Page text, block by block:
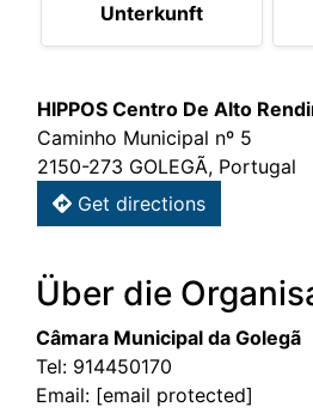
Unterkunft
HIPPOS Centro De Alto
Caminho Municipal nº 5
2150-273 GOLEGÃ, Portugal
Get directions
Über die
Câmara Municipal da Golegã
Tel: 914450170
Email: [email protected]